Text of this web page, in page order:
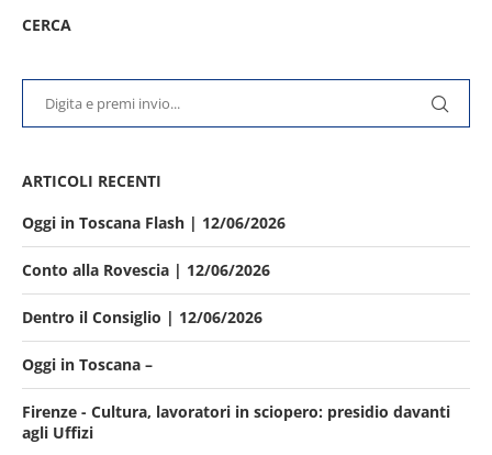
CERCA
ARTICOLI RECENTI
Oggi in Toscana Flash | 12/06/2026
Conto alla Rovescia | 12/06/2026
Dentro il Consiglio | 12/06/2026
Oggi in Toscana –
Firenze - Cultura, lavoratori in sciopero: presidio davanti
agli Uffizi